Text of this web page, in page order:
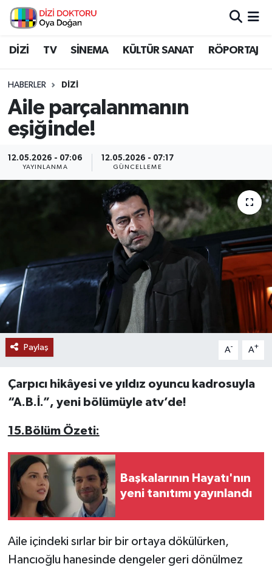
DİZİ TV SİNEMA KÜLTÜR SANAT RÖPORTAJ
HABERLER DİZİ
Aile parçalanmanın
eşiğinde!
12.05.2026 - 07:06
YAYINLANMA
12.05.2026 - 07:17
GÜNCELLEME
Paylaş A- A+
Çarpıcı hikâyesi ve yıldız oyuncu kadrosuyla
“A.B.İ.”, yeni bölümüyle atv’de!
15.Bölüm Özeti:
Başkalarının Hayatı'nın
yeni tanıtımı yayınlandı
Aile içindeki sırlar bir bir ortaya dökülürken,
Hancıoğlu hanesinde dengeler geri dönülmez
İstanbul Nöbetçi Eczaneler
İstanbul Namaz Vakitleri
İstanbul Trafik Yoğunluk Haritası
Süper Lig Puan Durumu ve Fikstür
Tüm Manşetler
Son Dakika Haberleri
Haber Arşivi